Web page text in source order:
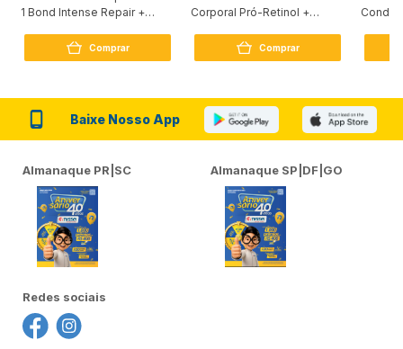
1 Bond Intense Repair +
Comprar
Corporal Pró-Retinol +
Comprar
Baixe Nosso App
Almanaque PR|SC Almanaque SP|DF|GO
Redes sociais